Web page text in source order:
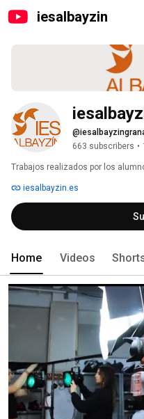
iesalbayzin
663 subscribers •
Trabajos realizados por los
iesalbayzin.es
Home Videos